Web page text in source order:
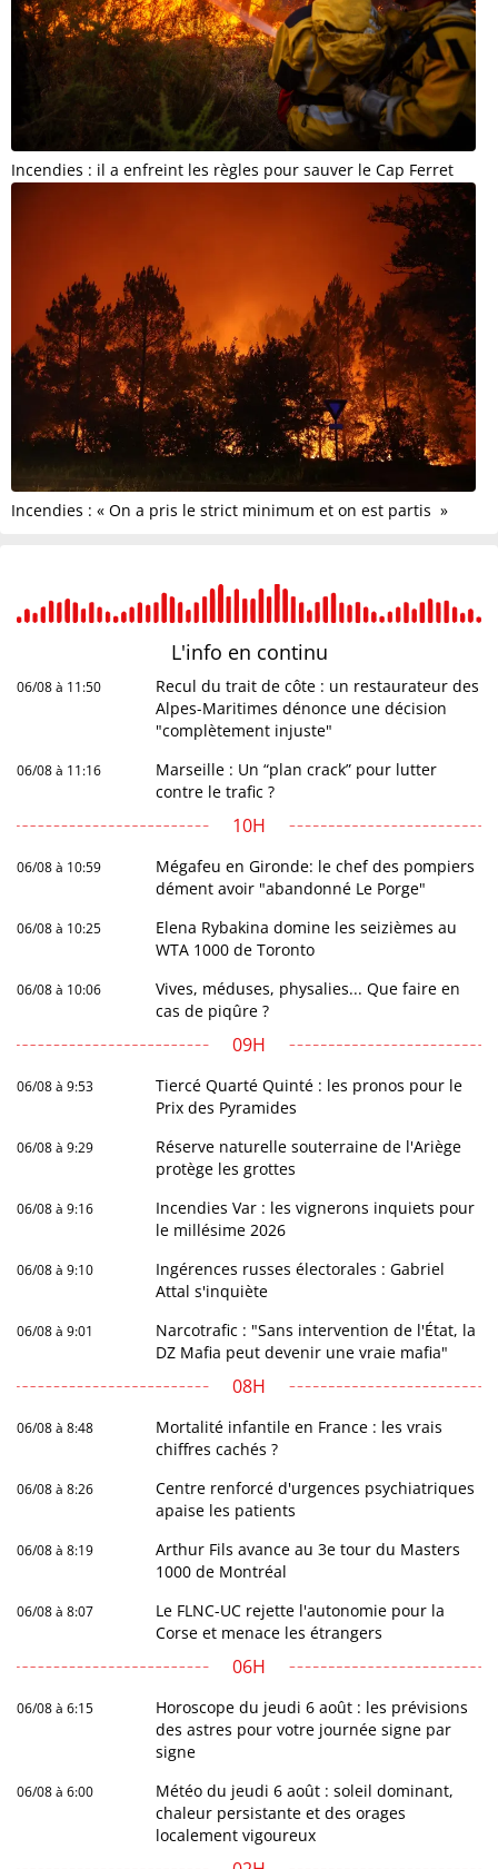
Incendies : il a enfreint les règles pour sauver le Cap Ferret
Incendies : « On a pris le strict minimum et on est partis »
L'info en continu
06/08 à 11:50
Recul du trait de côte : un restaurateur des
Alpes-Maritimes dénonce une décision
"complètement injuste"
06/08 à 11:16
Marseille : Un “plan crack” pour lutter
contre le trafic ?
10H
06/08 à 10:59
Mégafeu en Gironde: le chef des pompiers
dément avoir "abandonné Le Porge"
06/08 à 10:25
Elena Rybakina domine les seizièmes au
WTA 1000 de Toronto
06/08 à 10:06
Vives, méduses, physalies... Que faire en
cas de piqûre ?
09H
06/08 à 9:53
Tiercé Quarté Quinté : les pronos pour le
Prix des Pyramides
06/08 à 9:29
Réserve naturelle souterraine de l'Ariège
protège les grottes
06/08 à 9:16
Incendies Var : les vignerons inquiets pour
le millésime 2026
06/08 à 9:10
Ingérences russes électorales : Gabriel
Attal s'inquiète
06/08 à 9:01
Narcotrafic : "Sans intervention de l'État, la
DZ Mafia peut devenir une vraie mafia"
08H
06/08 à 8:48
Mortalité infantile en France : les vrais
chiffres cachés ?
06/08 à 8:26
Centre renforcé d'urgences psychiatriques
apaise les patients
06/08 à 8:19
Arthur Fils avance au 3e tour du Masters
1000 de Montréal
06/08 à 8:07
Le FLNC-UC rejette l'autonomie pour la
Corse et menace les étrangers
06H
06/08 à 6:15
Horoscope du jeudi 6 août : les prévisions
des astres pour votre journée signe par
signe
06/08 à 6:00
Météo du jeudi 6 août : soleil dominant,
chaleur persistante et des orages
localement vigoureux